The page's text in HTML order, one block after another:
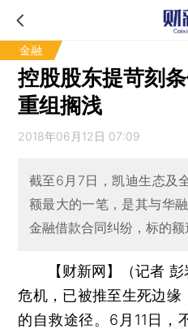
金融
控股股东提苛刻
重组搁浅
2018年06月12日 07:09
截至6月7日，凯迪生态及
额最大的一笔，是其与华
金融借款合同纠纷，标的
【财新网】（记者 彭
危机，已被推至生死边缘
的自救途径。6月11日，